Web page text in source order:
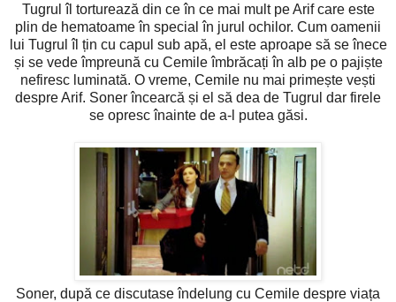
Tugrul îl torturează din ce în ce mai mult pe Arif care este
plin de hematoame în special în jurul ochilor. Cum oamenii
lui Tugrul îl țin cu capul sub apă, el este aproape să se înece
și se vede împreună cu Cemile îmbrăcați în alb pe o pajiște
nefiresc luminată. O vreme, Cemile nu mai primește vești
despre Arif. Soner încearcă și el să dea de Tugrul dar firele
se opresc înainte de a-l putea găsi.
Soner, după ce discutase îndelung cu Cemile despre viața